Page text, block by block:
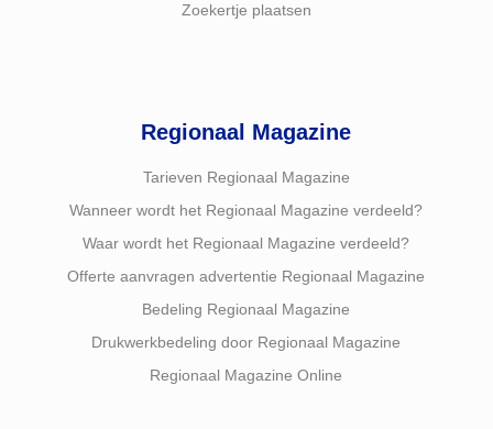
Zoekertje plaatsen
Regionaal Magazine
Tarieven Regionaal Magazine
Wanneer wordt het Regionaal Magazine verdeeld?
Waar wordt het Regionaal Magazine verdeeld?
Offerte aanvragen advertentie Regionaal Magazine
Bedeling Regionaal Magazine
Drukwerkbedeling door Regionaal Magazine
Regionaal Magazine Online